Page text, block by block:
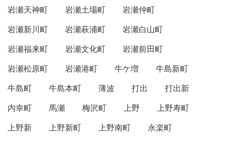
岩瀬天神町
岩瀬土場町
岩瀬仲町
岩瀬新川町
岩瀬萩浦町
岩瀬白山町
岩瀬福来町
岩瀬文化町
岩瀬前田町
岩瀬松原町
岩瀬港町 牛ケ増
牛島新町
牛島町
牛島本町 薄波 打出
打出新
内幸町
馬瀬 梅沢町 上野
上野寿町
上野新
上野新町 上野南町
永楽町